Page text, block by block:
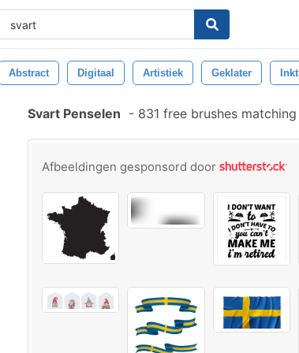
Abstract Digitaal Artistiek Geklater Inkt
Svart Penselen - 831 free brushes matching
Afbeeldingen gesponsord door